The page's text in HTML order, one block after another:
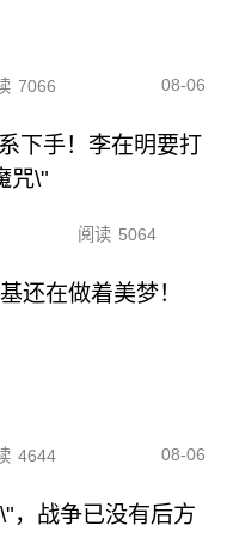
7066 08-06
下手！李在明要打
咒\"
阅读 5064
还在做着美梦！
4644 08-06
，战争已没有后方